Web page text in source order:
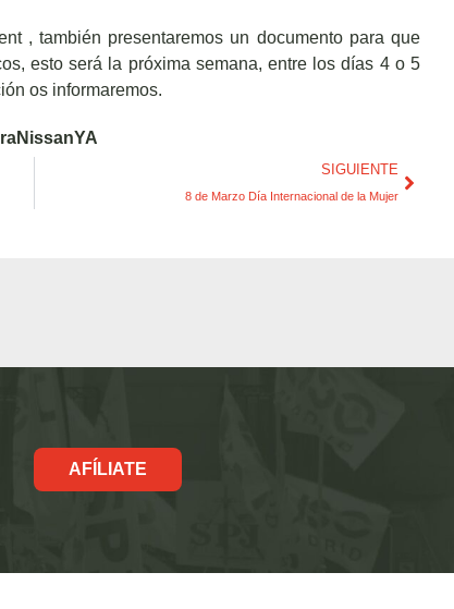
, también presentaremos un documento para que
esto será la próxima semana, entre los días 4 o 5
os informaremos.
SIGUIENTE
8 de Marzo Día Internacional de la Mujer
AFÍLIATE